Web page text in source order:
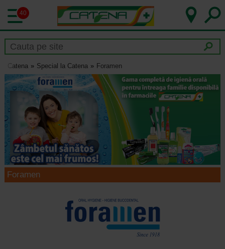
40
Catena Special la Catena Foramen
Foramen